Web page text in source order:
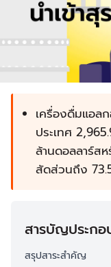
เครื่องดื่มแอล
ประเทศ
ล้านดอลลาร์ส
สัดส่วนถึง
สารบัญประกอ
สรุปสาระสำคัญ